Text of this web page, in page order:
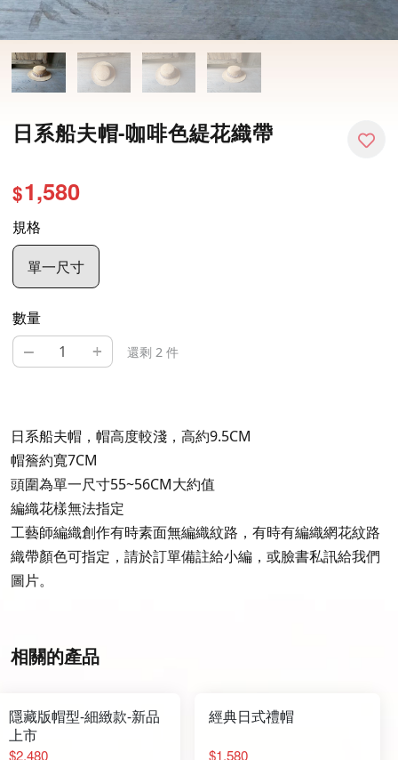
日系船夫帽-咖啡色緹花織帶
$1,580
規格
單一尺寸
數量
– + 還剩 2 件
日系船夫帽，帽高度較淺，高約9.5CM
帽簷約寬7CM
頭圍為單一尺寸55~56CM大約值
編織花樣無法指定
工藝師編織創作有時素面無編織紋路，有時有編織網花紋路
織帶顏色可指定，請於訂單備註給小編，或臉書私訊給我們
圖片。
相關的產品
隱藏版帽型-細緻款-新品
上市
$2,480
經典日式禮帽
$1,580